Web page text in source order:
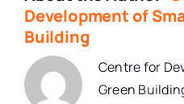
Development of
Building
Centre for
Green